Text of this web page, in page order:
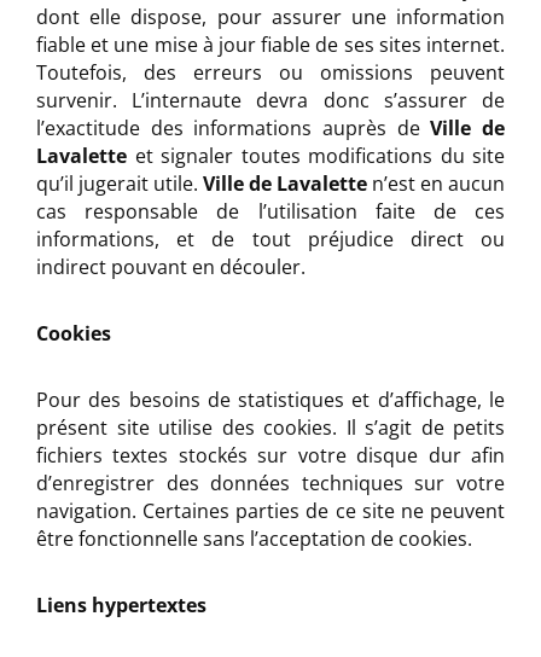
dont elle dispose, pour assurer une information
fiable et une mise à jour fiable de ses sites internet.
Toutefois, des erreurs ou omissions peuvent
survenir. L’internaute devra donc s’assurer de
l’exactitude des informations auprès deVille de
Lavalette et signaler toutes modifications du site
qu’il jugerait utile. Ville de Lavalette n’est en aucun
cas responsable de l’utilisation faite de ces
informations, et de tout préjudice direct ou
indirect pouvant en découler.
Cookies
Pour des besoins de statistiques et d’affichage, le
présent site utilise des cookies. Il s’agit de petits
fichiers textes stockés sur votre disque dur afin
d’enregistrer des données techniques sur votre
navigation. Certaines parties de ce site ne peuvent
être fonctionnelle sans l’acceptation de cookies.
Liens hypertextes